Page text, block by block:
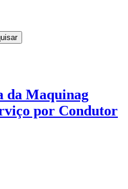
da Maquinag
por Condutor